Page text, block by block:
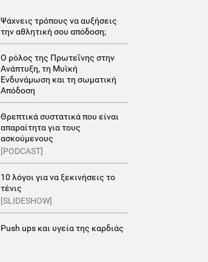
Ψάχνεις τρόπους να αυξήσεις
την αθλητική σου απόδοση;
Ο ρόλος της Πρωτεΐνης στην
Ανάπτυξη, τη Μυϊκή
Ενδυνάμωση και τη σωματική
Απόδοση
Θρεπτικά συστατικά που είναι
απαραίτητα για τους
ασκούμενους
[PODCAST]
10 λόγοι για να ξεκινήσεις το
τένις
[SLIDESHOW]
Push ups και υγεία της καρδιάς